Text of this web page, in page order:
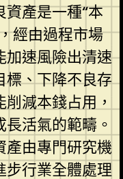
資產是一種“本
經由過程市場
加速風險出清速
標、下降不良存
減本錢占用，
活氣的範疇。
產由專門研究機
步行業全體處理